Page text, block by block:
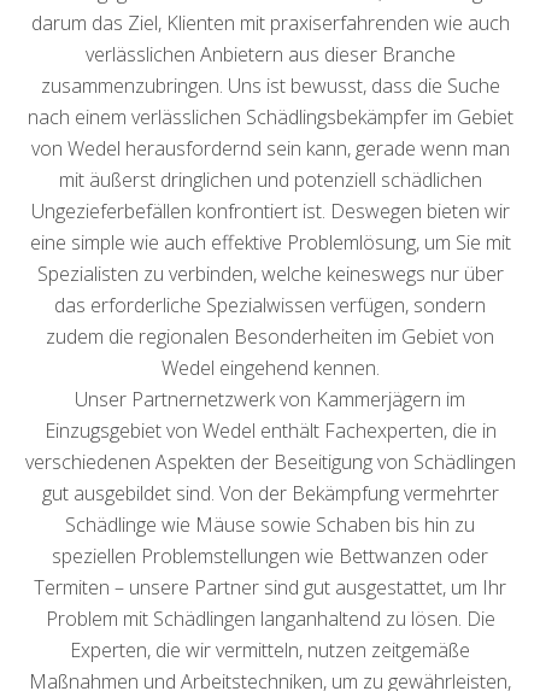
darum das Ziel, Klienten mit praxiserfahrenden wie auch
verlässlichen Anbietern aus dieser Branche
zusammenzubringen. Uns ist bewusst, dass die Suche
nach einem verlässlichen Schädlingsbekämpfer im Gebiet
von Wedel herausfordernd sein kann, gerade wenn man
mit äußerst dringlichen und potenziell schädlichen
Ungezieferbefällen konfrontiert ist. Deswegen bieten wir
eine simple wie auch effektive Problemlösung, um Sie mit
Spezialisten zu verbinden, welche keineswegs nur über
das erforderliche Spezialwissen verfügen, sondern
zudem die regionalen Besonderheiten im Gebiet von
Wedel eingehend kennen.
Unser Partnernetzwerk von Kammerjägern im
Einzugsgebiet von Wedel enthält Fachexperten, die in
verschiedenen Aspekten der Beseitigung von Schädlingen
gut ausgebildet sind. Von der Bekämpfung vermehrter
Schädlinge wie Mäuse sowie Schaben bis hin zu
speziellen Problemstellungen wie Bettwanzen oder
Termiten – unsere Partner sind gut ausgestattet, um Ihr
Problem mit Schädlingen langanhaltend zu lösen. Die
Experten, die wir vermitteln, nutzen zeitgemäße
Maßnahmen und Arbeitstechniken, um zu gewährleisten,